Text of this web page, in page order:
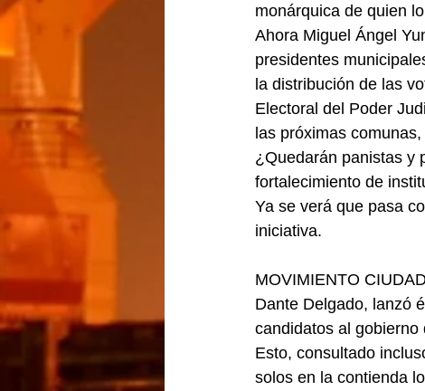
monárquica de quien
Ahora Miguel Ángel
presidentes
la distribución de las
Electoral del Poder
las próximas
¿Quedarán panistas y
fortalecimiento de
Ya se verá que pasa
iniciativa.
MOVIMIENTO
Dante Delgado, lanzó
candidatos al gobierno
Esto, consultado
solos en la contienda